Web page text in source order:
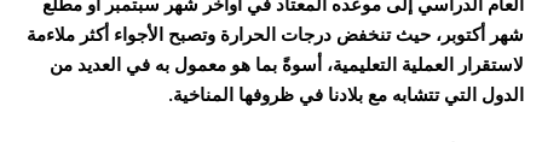
شهر أكتوبر، حيث تنخفض درجات الحرارة وتصبح الأجواء أكثر ملاءمة
لاستقرار العملية التعليمية، أسوةً بما هو معمول به في العديد من
الدول التي تتشابه مع بلادنا في ظروفها المناخية.